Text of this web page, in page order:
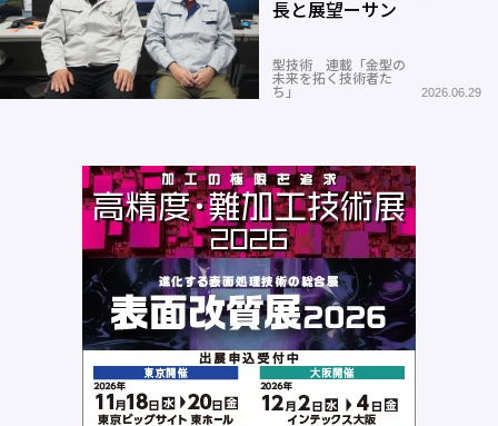
長と展望ーサン
型技術 連載「金型の
未来を拓く技術者た
ち」
2026.06.29